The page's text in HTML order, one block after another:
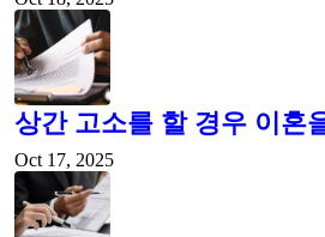
상간 고소를 할 경우 이혼
Oct 17, 2025